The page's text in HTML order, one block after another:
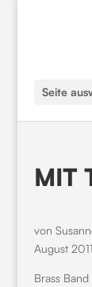
Seite
MIT
von
August 2011
Brass